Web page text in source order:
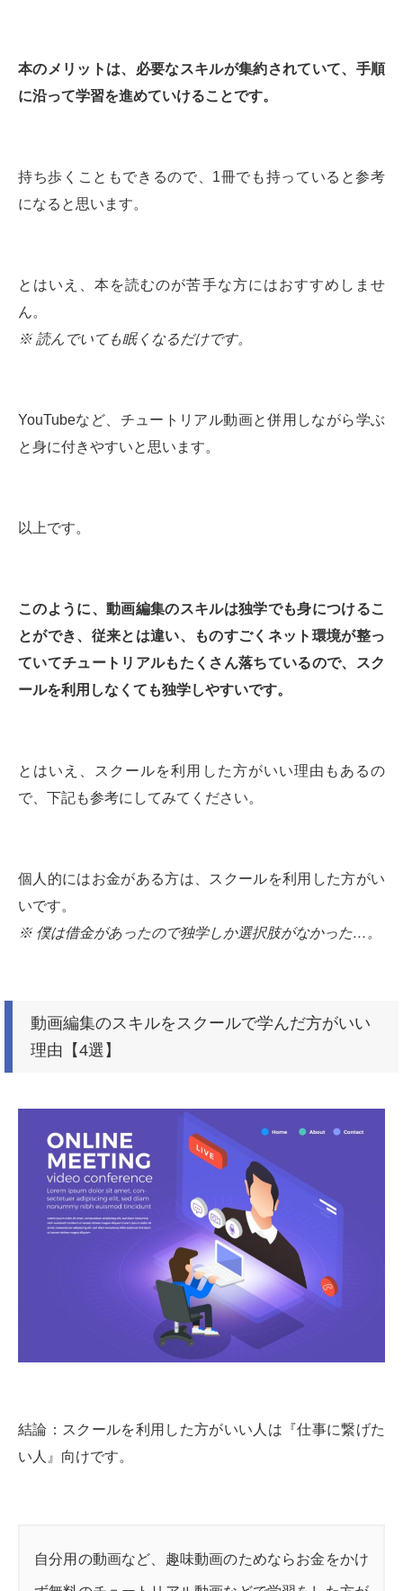
本のメリットは、必要なスキルが集約されていて、手順
に沿って学習を進めていけることです。
持ち歩くこともできるので、1冊でも持っていると参考
になると思います。
とはいえ、本を読むのが苦手な方にはおすすめしませ
ん。
※ 読んでいても眠くなるだけです。
YouTubeなど、チュートリアル動画と併用しながら学ぶ
と身に付きやすいと思います。
以上です。
このように、動画編集のスキルは独学でも身につけるこ
とができ、従来とは違い、ものすごくネット環境が整っ
ていてチュートリアルもたくさん落ちているので、スク
ールを利用しなくても独学しやすいです。
とはいえ、スクールを利用した方がいい理由もあるの
で、下記も参考にしてみてください。
個人的にはお金がある方は、スクールを利用した方がい
いです。
※ 僕は借金があったので独学しか選択肢がなかった…。
動画編集のスキルをスクールで学んだ方がいい
理由【4選】
結論：スクールを利用した方がいい人は『仕事に繋げた
い人』向けです。
自分用の動画など、趣味動画のためならお金をかけ